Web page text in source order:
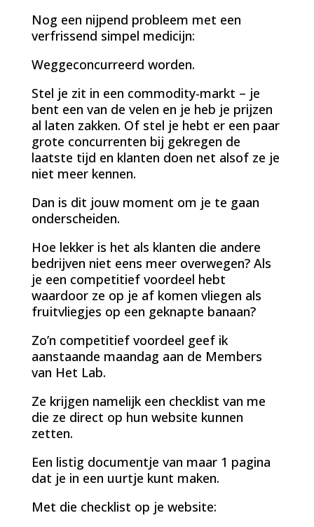
Nog een nijpend probleem met een
verfrissend simpel medicijn:
Weggeconcurreerd worden.
Stel je zit in een commodity-markt – je
bent een van de velen en je heb je prijzen
al laten zakken. Of stel je hebt er een paar
grote concurrenten bij gekregen de
laatste tijd en klanten doen net alsof ze je
niet meer kennen.
Dan is dit jouw moment om je te gaan
onderscheiden.
Hoe lekker is het als klanten die andere
bedrijven niet eens meer overwegen? Als
je een competitief voordeel hebt
waardoor ze op je af komen vliegen als
fruitvliegjes op een geknapte banaan?
Zo’n competitief voordeel geef ik
aanstaande maandag aan de Members
van Het Lab.
Ze krijgen namelijk een checklist van me
die ze direct op hun website kunnen
zetten.
Een listig documentje van maar 1 pagina
dat je in een uurtje kunt maken.
Met die checklist op je website: